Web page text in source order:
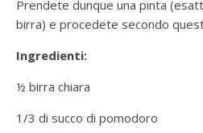
Prendete dunque una pinta
birra) e procedete secondo
Ingredienti:
½ birra chiara
1/3 di succo di pomodoro